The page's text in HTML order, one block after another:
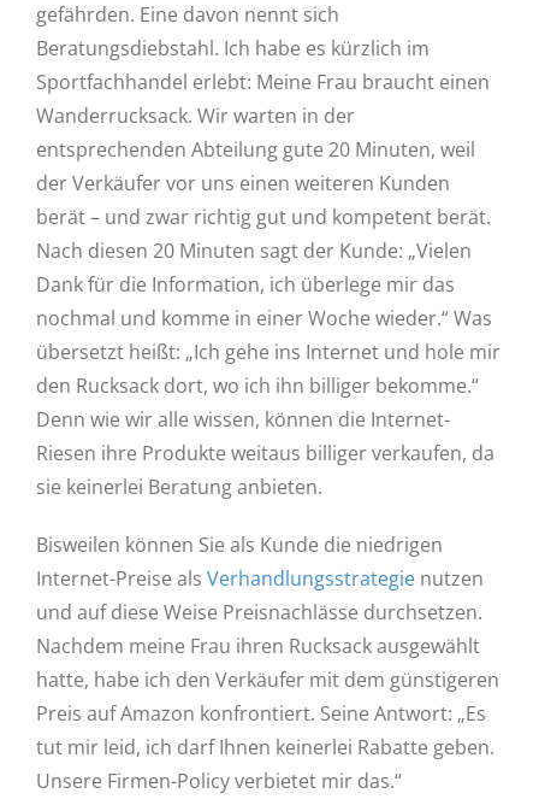
gefährden. Eine davon nennt sich
Beratungsdiebstahl. Ich habe es kürzlich im
Sportfachhandel erlebt: Meine Frau braucht einen
Wanderrucksack. Wir warten in der
entsprechenden Abteilung gute 20 Minuten, weil
der Verkäufer vor uns einen weiteren Kunden
berät – und zwar richtig gut und kompetent berät.
Nach diesen 20 Minuten sagt der Kunde: „Vielen
Dank für die Information, ich überlege mir das
nochmal und komme in einer Woche wieder.“ Was
übersetzt heißt: „Ich gehe ins Internet und hole mir
den Rucksack dort, wo ich ihn billiger bekomme.“
Denn wie wir alle wissen, können die Internet-
Riesen ihre Produkte weitaus billiger verkaufen, da
sie keinerlei Beratung anbieten.
Bisweilen können Sie als Kunde die niedrigen
Internet-Preise als Verhandlungsstrategie nutzen
und auf diese Weise Preisnachlässe durchsetzen.
Nachdem meine Frau ihren Rucksack ausgewählt
hatte, habe ich den Verkäufer mit dem günstigeren
Preis auf Amazon konfrontiert. Seine Antwort: „Es
tut mir leid, ich darf Ihnen keinerlei Rabatte geben.
Unsere Firmen-Policy verbietet mir das.“